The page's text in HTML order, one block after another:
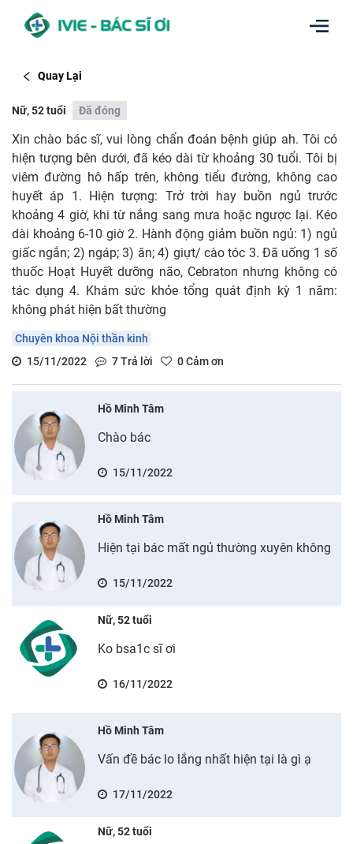
Quay Lại
Nữ, 52 tuổi Đã đóng
Xin chào bác sĩ, vui lòng chẩn đoán bệnh giúp ah. Tôi có
hiện tượng bên dưới, đã kéo dài từ khoảng 30 tuổi. Tôi bị
viêm đường hô hấp trên, không tiểu đường, không cao
huyết áp 1. Hiện tượng: Trở trời hay buồn ngủ trước
khoảng 4 giờ, khi từ nắng sang mưa hoặc ngược lại. Kéo
dài khoảng 6-10 giờ 2. Hành động giảm buồn ngủ: 1) ngủ
giấc ngắn; 2) ngáp; 3) ăn; 4) giựt/ cào tóc 3. Đã uống 1 số
thuốc Hoạt Huyết dưỡng não, Cebraton nhưng không có
tác dụng 4. Khám sức khỏe tổng quát định kỳ 1 năm:
không phát hiện bất thường
Chuyên khoa Nội thần kinh
15/11/2022
7Trả lời 0Cảm ơn
Hồ Minh Tâm
Chào bác
15/11/2022
Hồ Minh Tâm
Hiện tại bác mất ngủ thường xuyên không
15/11/2022
Nữ, 52 tuổi
Ko bsa1c sĩ ơi
16/11/2022
Hồ Minh Tâm
Vấn đề bác lo lắng nhất hiện tại là gì ạ
17/11/2022
Nữ, 52 tuổi